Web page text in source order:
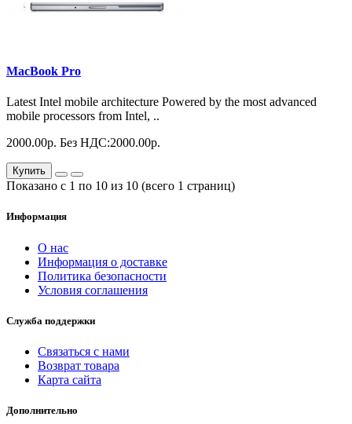
MacBook Pro
Latest Intel mobile architecture Powered by the most advanced
mobile processors from Intel, ..
2000.00р. Без НДС:2000.00р.
Купить
Показано с 1 по 10 из 10 (всего 1 страниц)
Информация
О нас
Информация о доставке
Политика безопасности
Условия соглашения
Служба поддержки
Связаться с нами
Возврат товара
Карта сайта
Дополнительно